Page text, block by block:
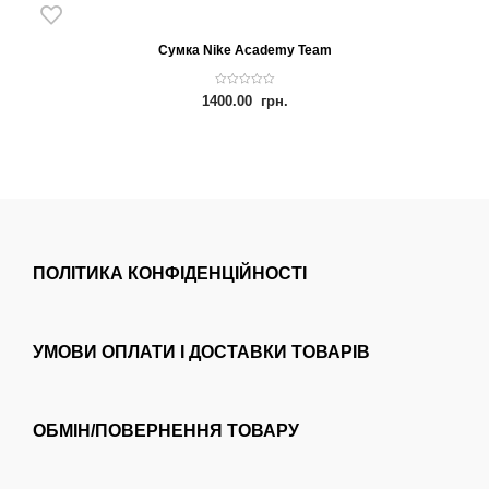
Сумка Nike Academy Team
0
o
1400.00 грн.
ПОЛІТИКА КОНФІДЕНЦІЙНОСТІ
УМОВИ ОПЛАТИ І ДОСТАВКИ ТОВАРІВ
ОБМІН/ПОВЕРНЕННЯ ТОВАРУ